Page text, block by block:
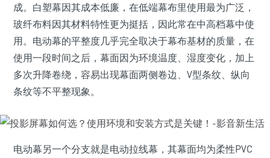
成。白塑幕因其成本低廉，在低端幕布里使用最为广泛，
玻纤布料因其材料特性更为挺括，因此常在中高档幕中使
用。电动幕的平整度几乎完全取决于幕布基材的质量，在
使用一段时间之后，幕面因为环境温度、湿度变化，加上
多次升降卷绕，容易出现幕面两侧卷边、V型条纹、纵向
条纹等不平整现象。
电动幕另一个分支就是电动拉线幕，其幕面均为柔性PVC